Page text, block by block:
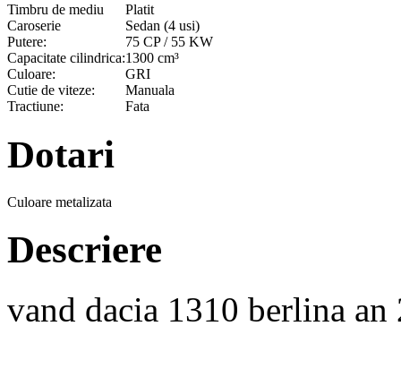
Timbru de mediu
Platit
Caroserie
Sedan (4 usi)
Putere:
75 CP / 55 KW
Capacitate cilindrica:1300 cm³
Culoare:
GRI
Cutie de viteze:
Manuala
Tractiune:
Fata
Dotari
Culoare metalizata
Descriere
vand dacia 1310 berlina